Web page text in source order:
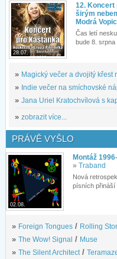
28.07.
12. Koncert
širým
Modrá
Čas letí
bude 8. srpna
» Magický večer a dvojitý křest
» Indie večer na smíchovské
» Jana Uriel Kratochvílová s
» zobrazit více...
PRÁVĚ VYŠLO
02.08.
Montáž
» Traband
Nová
písních přináší
» Foreign Tongues / Rolling
» The Wow! Signal / Muse
» The Silent Architect/